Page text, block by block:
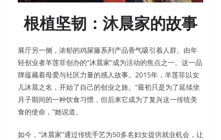
根植坚韧：沐晨家的故事
展厅另一侧，浓郁的鸡屎藤系列产品香气吸引着人群。由年
轻创业者羊莲菲创办的“沐晨家”成为活动的焦点之一。这一品
牌蕴藏着母爱与社区力量的感人故事。2015年，羊莲菲以女
儿沐晨之名，开始了自己的创业之旅。“最初只是为了延续坐
月子期间的一种饮食习惯，但后来它成为了复兴这一传统美
食的使命，”她说道。
如今，“沐晨家”通过传统手艺为50多名妇女提供就业机会，让